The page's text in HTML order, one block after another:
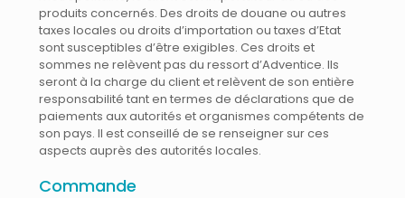
produits concernés. Des droits de douane ou autres
taxes locales ou droits d’importation ou taxes d’Etat
sont susceptibles d’être exigibles. Ces droits et
sommes ne relèvent pas du ressort d’Adventice. Ils
seront à la charge du client et relèvent de son entière
responsabilité tant en termes de déclarations que de
paiements aux autorités et organismes compétents de
son pays. Il est conseillé de se renseigner sur ces
aspects auprès des autorités locales.
Commande